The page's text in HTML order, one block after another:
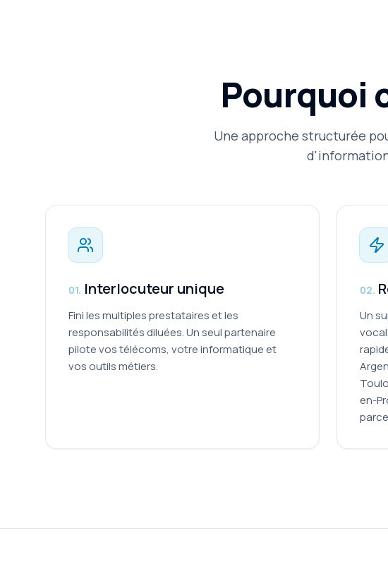
Pourquoi
Une approche structurée
01. Interlocuteur unique
Fini les multiples prestataires et les
responsabilités diluées. Un seul partenaire
pilote vos télécoms, votre informatique et
vos outils métiers.
02.
Un
en-